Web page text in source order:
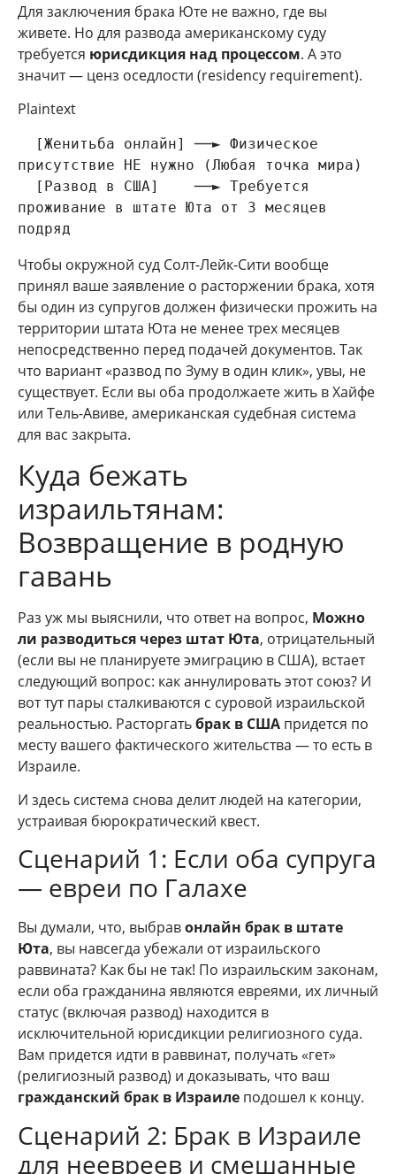
Для заключения брака Юте не важно, где вы
живете. Но для развода американскому суду
требуется юрисдикция над процессом. А это
значит — ценз оседлости (residency requirement).
Plaintext
присутствие НЕ нужно (Любая точка мира)
проживание в штате Юта от 3 месяцев
Чтобы окружной суд Солт-Лейк-Сити вообще
принял ваше заявление о расторжении брака, хотя
бы один из супругов должен физически прожить на
территории штата Юта не менее трех месяцев
непосредственно перед подачей документов. Так
что вариант «развод по Зуму в один клик», увы, не
существует. Если вы оба продолжаете жить в Хайфе
или Тель-Авиве, американская судебная система
для вас закрыта.
Куда бежать
израильтянам:
Возвращение в родную
гавань
Раз уж мы выяснили, что ответ на вопрос, Можно
ли разводиться через штат Юта, отрицательный
(если вы не планируете эмиграцию в США), встает
следующий вопрос: как аннулировать этот союз? И
вот тут пары сталкиваются с суровой израильской
реальностью. Расторгатьбрак в США придется по
месту вашего фактического жительства — то есть в
Израиле.
И здесь система снова делит людей на категории,
устраивая бюрократический квест.
Сценарий 1: Если оба супруга
— евреи по Галахе
Вы думали, что, выбравонлайн брак в штате
Юта, вы навсегда убежали от израильского
раввината? Как бы не так! По израильским законам,
если оба гражданина являются евреями, их личный
статус (включая развод) находится в
исключительной юрисдикции религиозного суда.
Вам придется идти в раввинат, получать «гет»
(религиозный развод) и доказывать, что ваш
гражданский брак в Израиле подошел к концу.
Сценарий 2: Брак в Израиле
для неевреев и смешанные